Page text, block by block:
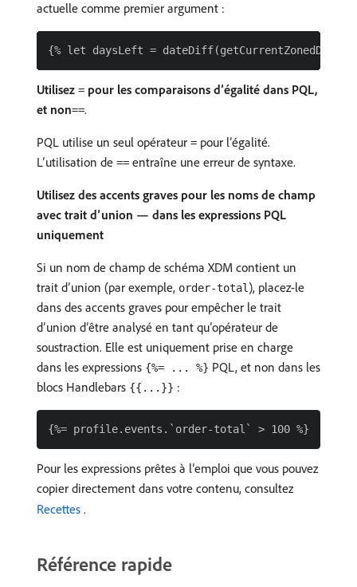
actuelle comme premier argument :
Utilisez = pour les comparaisons d’égalité dans PQL,
et non==.
PQL utilise un seul opérateur = pour l’égalité.
L’utilisation de == entraîne une erreur de syntaxe.
Utilisez des accents graves pour les noms de champ
avec trait d’union — dans les expressions PQL
uniquement
Si un nom de champ de schéma XDM contient un
trait d’union (par exemple, order-total), placez-le
dans des accents graves pour empêcher le trait
d’union d’être analysé en tant qu’opérateur de
soustraction. Elle est uniquement prise en charge
dans les expressions {%= ... %} PQL, et non dans les
blocs Handlebars {{...}} :
Pour les expressions prêtes à l’emploi que vous pouvez
copier directement dans votre contenu, consultez
Recettes ​ .
Référence rapide